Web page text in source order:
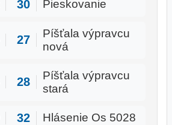
30 Pieskovanie
27
Píšťala výpravcu
nová
28
Píšťala výpravcu
stará
32 Hlásenie Os 5028